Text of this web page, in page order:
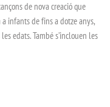
de nova creació que
a infants de fins a dotze anys,
edats. També s’inclouen les